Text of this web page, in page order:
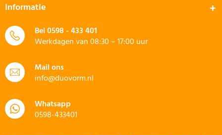
Informatie
Bel0598 - 433 401
Werkdagen van 08:30 – 17:00 uur
Mail ons
info@duovorm.nl
Whatsapp
0598-433401